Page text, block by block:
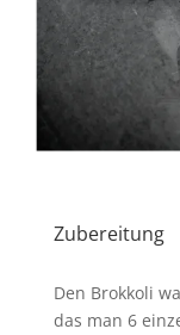
Zubereitung
Den Brokkoli
das man 6